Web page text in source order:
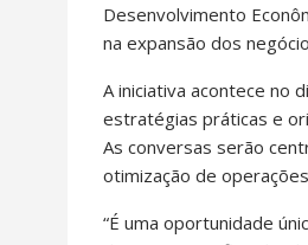
Desenvolvimento
na expansão dos
A iniciativa acontece no
estratégias práticas e
As conversas serão
otimização de
“É uma oportunidade